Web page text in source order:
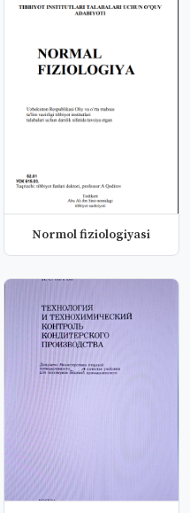
Normol fiziologiyasi